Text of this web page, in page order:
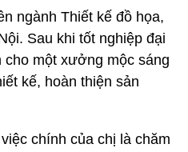
ngành Thiết kế đồ họa,
Sau khi tốt nghiệp đại
cho một xưởng mộc sáng
kế, hoàn thiện sản
chính của chị là chăm